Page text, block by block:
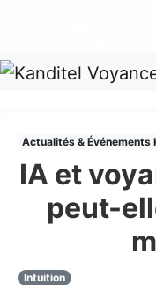
Actualités & Événements
IA et
peut-
Intuition